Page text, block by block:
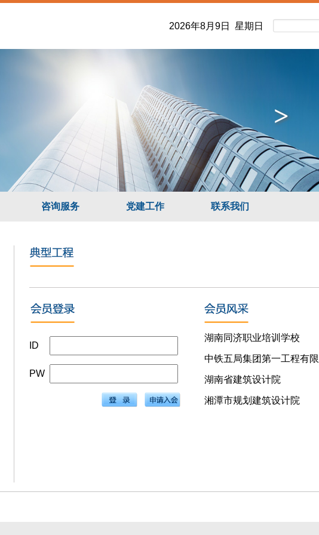
2026年8月9日 星期日
>
咨询服务 党建工作 联系我们
ID
PW
湖南同济职业培训学校
湖南省建筑设计院
湘潭市规划建筑设计院